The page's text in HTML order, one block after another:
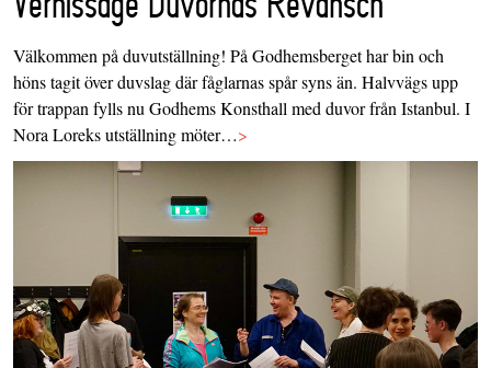
Välkommen på duvutställning! På Godhemsberget har bin och
höns tagit över duvslag där fåglarnas spår syns än. Halvvägs upp
för trappan fylls nu Godhems Konsthall med duvor från Istanbul. I
Nora Loreks utställning möter…>